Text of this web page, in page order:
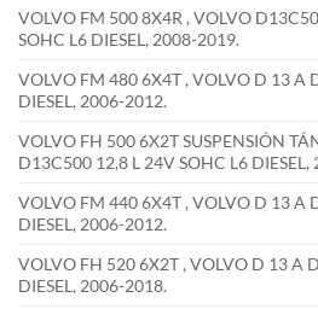
VOLVO FM 500 8X4R , VOLVO
SOHC L6 DIESEL, 2008-2019.
VOLVO FM 480 6X4T , VOLVO D 13 A
DIESEL, 2006-2012.
VOLVO FH 500 6X2T SUSPENSIÓN
D13C500 12,8 L 24V SOHC L6 DIESEL,
VOLVO FM 440 6X4T , VOLVO D 13 A
DIESEL, 2006-2012.
VOLVO FH 520 6X2T , VOLVO D 13 A
DIESEL, 2006-2018.